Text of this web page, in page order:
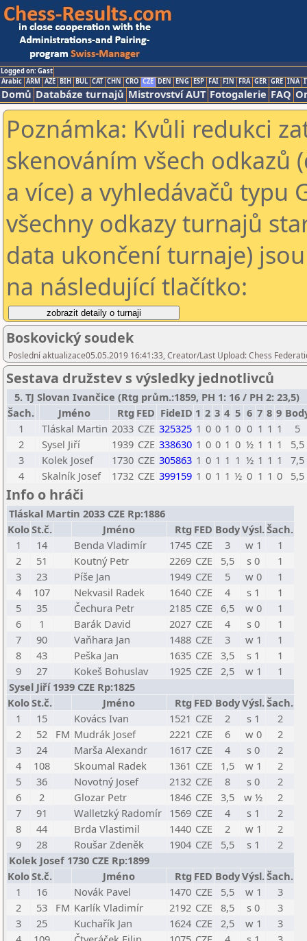
Logged on: Gast
Arabic ARM AZE BIH BUL CAT CHN CRO CZE DEN ENG ESP FAI FIN FRA GER GRE INA
Domů Databáze turnajů Mistrovství AUT Fotogalerie FAQ
Poznámka: Kvůli redukci
skenováním všech odkazů
a více) a vyhledávačů typu
všechny odkazy turnajů
data ukončení turnaje)
na následující tlačítko:
Boskovický soudek
Poslední aktualizace05.05.2019 16:41:33, Creator/Last Upload: Chess
Sestava družstev s výsledky jednotlivců
5. TJ Slovan Ivančice (Rtg prům.:1859, PH 1: 16 / PH 2: 23,5)
Šach.
Jméno Rtg FED FideID 1 2 3 4 5 6 7 8 9
1
Tláskal Martin 2033 CZE 325325 1 0 0 1 0 0 1 1 1
5
2
Sysel Jiří 1939 CZE 338630 1 0 0 1 0 ½ 1 1 1
5,5
3
Kolek Josef 1730 CZE 305863 1 0 1 1 1 ½ 1 1 1
7,5
4
Skalník Josef 1732 CZE 399159 1 0 1 1 ½ 0 1 1 0 5,5
Info o hráči
Tláskal Martin 2033 CZE Rp:1886
KoloSt.č. Jméno Rtg FED BodyVýsl.Šach.
1
14 Benda Vladimír 1745 CZE 3 w 1
1
2
51 Koutný Petr 2269 CZE 5,5 s 0
1
3
23 Píše Jan 1949 CZE 5 w 0
1
4
107 Nekvasil Radek 1640 CZE 4 s 1
1
5
35 Čechura Petr 2185 CZE 6,5 w 0
1
6
1 Barák David 2027 CZE 4 s 0
1
7
90 Vaňhara Jan 1488 CZE 3 w 1
1
8
43 Peška Jan 1635 CZE 3,5 s 1
1
9
27 Kokeš Bohuslav 1925 CZE 2,5 w 1
1
Sysel Jiří 1939 CZE Rp:1825
KoloSt.č. Jméno Rtg FED BodyVýsl.Šach.
1
15 Kovács Ivan 1521 CZE 2 s 1
2
2
52 FM Mudrák Josef 2221 CZE 6 w 0
2
3
24 Marša Alexandr 1617 CZE 4 s 0
2
4
108 Skoumal Radek 1361 CZE 1,5 w 1
2
5
36 Novotný Josef 2132 CZE 8 s 0
2
6
2 Glozar Petr 1846 CZE 3,5 w ½
2
7
91 Walletzký Radomír 1569 CZE 4 s 1
2
8
44 Brda Vlastimil 1440 CZE 2 w 1
2
9
28 Roušar Zdeněk 1904 CZE 5,5 s 1
2
Kolek Josef 1730 CZE Rp:1899
KoloSt.č. Jméno Rtg FED BodyVýsl.Šach.
1
16 Novák Pavel 1470 CZE 5,5 w 1
3
2
53 FM Karlík Vladimír 2192 CZE 8,5 s 0
3
3
25 Kuchařík Jan 1624 CZE 2,5 w 1
3